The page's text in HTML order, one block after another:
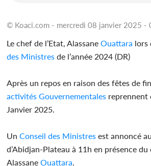
© Koaci.com - mercredi 08 janvier 2025 -
Le chef de l’Etat, AlassaneOuattara lors
des Ministres de l’année 2024 (DR)
Après un repos en raison des fêtes de
activités Gouvernementales reprennent
Janvier 2025.
UnConseil des Ministres est annoncé
d’Abidjan-Plateau à 11h en présence du
AlassaneOuattara.